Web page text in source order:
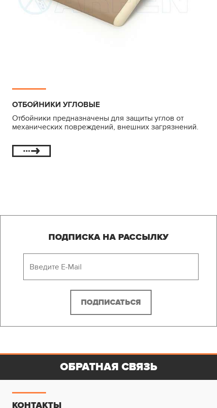
ОТБОЙНИКИ УГЛОВЫЕ
Отбойники предназначены для защиты углов от
механических повреждений, внешних загрязнений.
ПОДПИСКА НА РАССЫЛКУ
КОНТАКТЫ
ОБРАТНАЯ СВЯЗЬ